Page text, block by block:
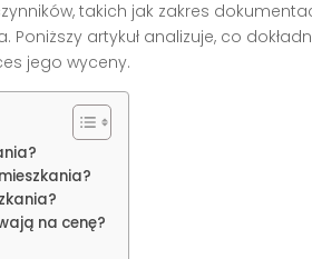
takich jak zakres
artykuł analizuje, co
jego wyceny.
na cenę?